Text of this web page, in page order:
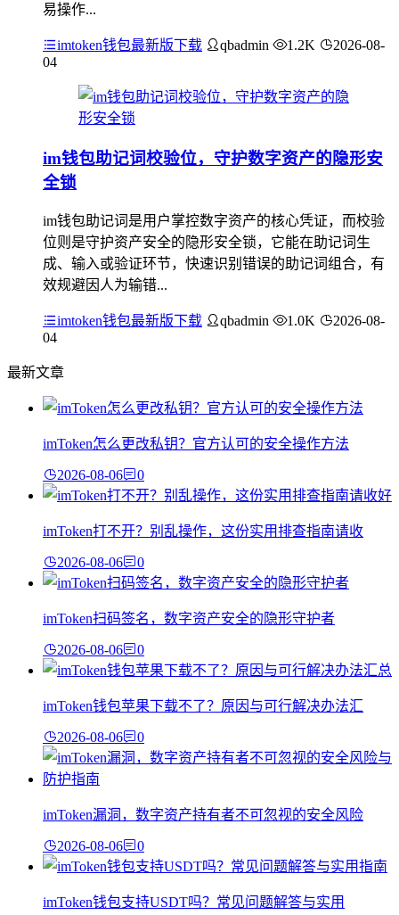
易操作...
imtoken钱包最新版下载 qbadmin 1.2K
2026-08-
04
im钱包助记词校验位，守护数字资产的隐形安
全锁
im钱包助记词是用户掌控数字资产的核心凭证，而校验
位则是守护资产安全的隐形安全锁，它能在助记词生
成、输入或验证环节，快速识别错误的助记词组合，有
效规避因人为输错...
imtoken钱包最新版下载 qbadmin 1.0K
2026-08-
04
最新文章
imToken怎么更改私钥？官方认可的安全操作方法
2026-08-06 0
imToken打不开？别乱操作，这份实用排查指南请收
2026-08-06 0
imToken扫码签名，数字资产安全的隐形守护者
2026-08-06 0
imToken钱包苹果下载不了？原因与可行解决办法汇
2026-08-06 0
imToken漏洞，数字资产持有者不可忽视的安全风险
2026-08-06 0
imToken钱包支持USDT吗？常见问题解答与实用